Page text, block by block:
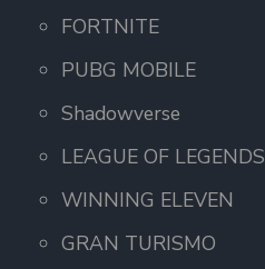
FORTNITE
PUBG MOBILE
Shadowverse
LEAGUE OF LEGENDS
WINNING ELEVEN
GRAN TURISMO